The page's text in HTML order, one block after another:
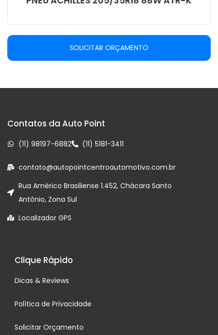
SOLICITAR ORÇAMENTO
Contatos da Auto Point
(11) 98197-6882 (11) 5181-3411
contato@autopointcentroautomotivo.com.br
Rua Américo Brasiliense 1.452, Chácara Santo
Antônio, Zona Sul
Localizador GPS
Clique Rápido
Dicas & Reviews
Política de Privacidade
Solicitar Orçamento